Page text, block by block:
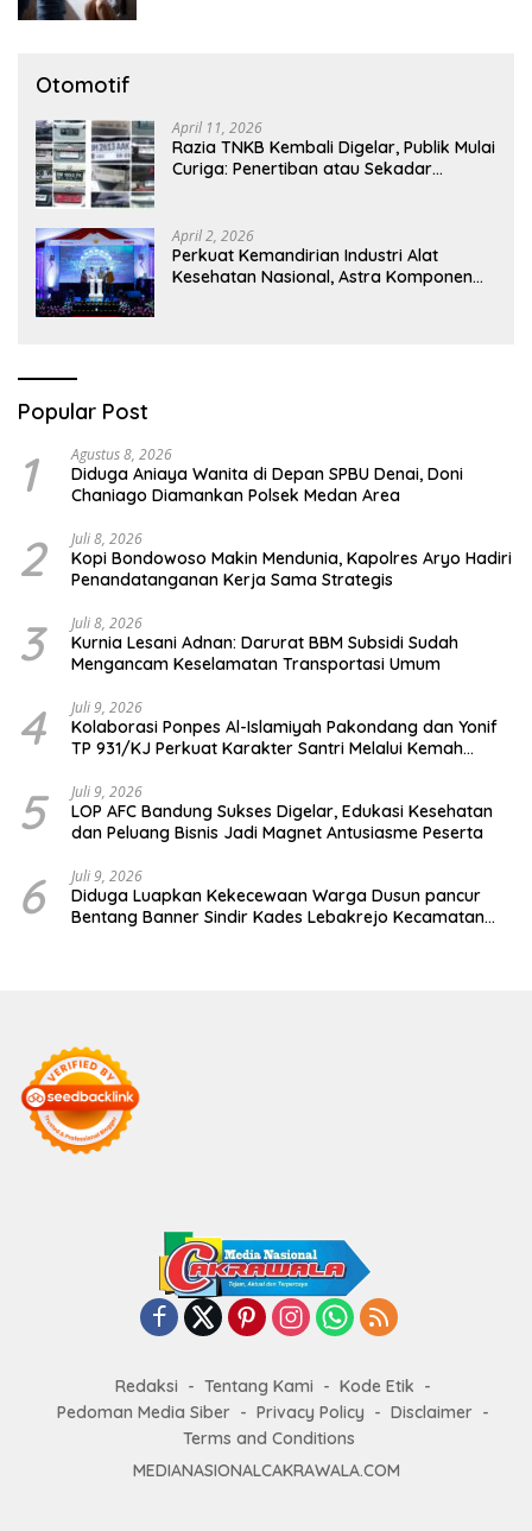
Otomotif
April 11, 2026
Razia TNKB Kembali Digelar, Publik Mulai
Curiga: Penertiban atau Sekadar
April 2, 2026
Perkuat Kemandirian Industri Alat
Kesehatan Nasional, Astra Komponen
Popular Post
1 Agustus 8, 2026
Diduga Aniaya Wanita di Depan SPBU Denai, Doni
Chaniago Diamankan Polsek Medan Area
2 Juli 8, 2026
Kopi Bondowoso Makin Mendunia, Kapolres Aryo Hadiri
Penandatanganan Kerja Sama Strategis
3 Juli 8, 2026
Kurnia Lesani Adnan: Darurat BBM Subsidi Sudah
Mengancam Keselamatan Transportasi Umum
4 Juli 9, 2026
Kolaborasi Ponpes Al-Islamiyah Pakondang dan Yonif
TP 931/KJ Perkuat Karakter Santri Melalui Kemah
5 Juli 9, 2026
LOP AFC Bandung Sukses Digelar, Edukasi Kesehatan
dan Peluang Bisnis Jadi Magnet Antusiasme Peserta
6 Juli 9, 2026
Diduga Luapkan Kekecewaan Warga Dusun pancur
Bentang Banner Sindir Kades Lebakrejo Kecamatan
Redaksi Tentang Kami
Kode Etik
Pedoman Media Siber
Privacy Policy
Disclaimer
Terms and Conditions
MEDIANASIONALCAKRAWALA.COM